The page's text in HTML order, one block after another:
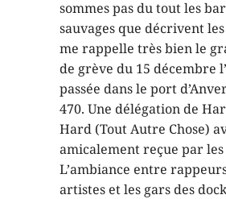
sommes pas du tout les
sauvages que décrivent les
me rappelle très bien le
de grève du 15 décembre
passée dans le port
470. Une délégation de
Hard (Tout Autre Chose)
amicalement reçue par les
L’ambiance entre
artistes et les gars des